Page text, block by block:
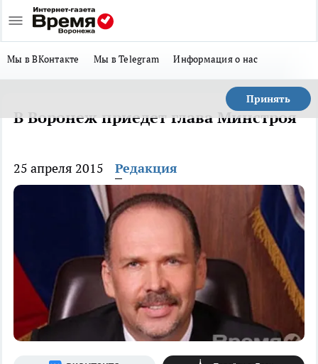
Мы в ВКонтакте Мы в Telegram Информация о нас
Принять
В Воронеж приедет глава Минстроя
25 апреля 2015 Редакция